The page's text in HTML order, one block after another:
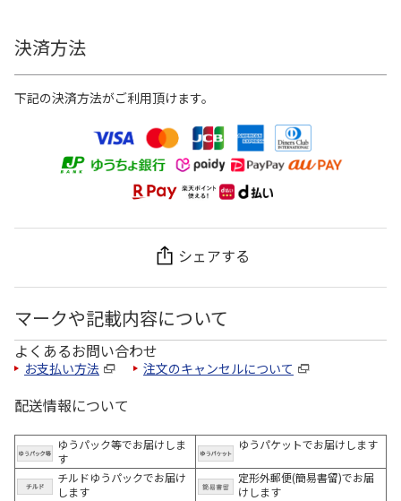
決済方法
下記の決済方法がご利用頂けます。
シェアする
マークや記載内容について
よくあるお問い合わせ
お支払い方法 注文のキャンセルについて
配送情報について
ゆうパック等でお届けしま
す
ゆうパケットでお届けします
チルドゆうパックでお届け
します
定形外郵便(簡易書留)でお届
けします